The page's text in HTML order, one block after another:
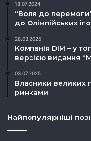
18.07.2024
“Воля до
до Олімпійських
28.03.2025
Компанія DIM – у
версією видання
03.07.2025
Власники великих
ринками
Найпопулярніші